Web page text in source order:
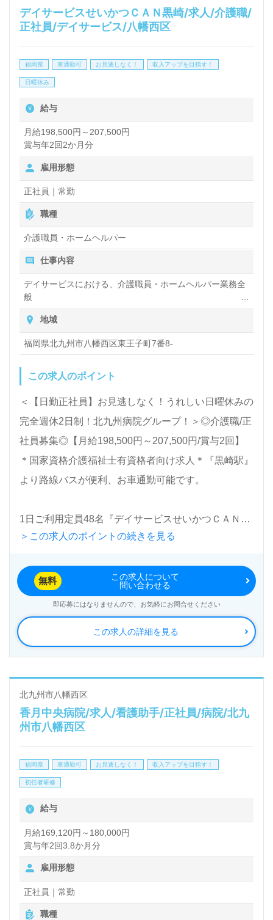
また、日勤正社員としての働き方が可能で、日曜日は
固定でお休み。これは、プライベートの時間を大切に
です。さらに、普通自動車免許をお持ちであれば、送
ら働けます。
北九州市八幡西区、八幡東区、若松区、中間市をサー
ビスエリアとし、地域の方々とのコミュニケーション
も大切にしています。転職を考えている方には、ウィ
ルオブ介護が無料で転職支援を行っており、求人情報
の収集や年収交渉など、専門のコンサルタントがサポ
ートします。勤務条件や選考フローについても、丁寧
にご案内いたしますので、ぜひお気軽にお問い合わせ
ください。
デイサービスせいかつＣＡＮ黒崎/求人/介護職/
正社員/デイサービス/八幡西区
福岡県 車通勤可 お見逃しなく！ 収入アップを目指す！
日曜休み
給与
月給198,500円～207,500円
賞与年2回2か月分
雇用形態
正社員｜常勤
職種
介護職員・ホームヘルパー
仕事内容
デイサービスにおける、介護職員・ホームヘルパー業務全
般
入浴や排せつ、食事などの身体的サポートや、買い物や掃
除、洗濯など日常生活のサポートなど
地域
福岡県北九州市八幡西区東王子町7番8-
この求人のポイント
＜【日勤正社員】お見逃しなく！うれしい日曜休みの
完全週休2日制！北九州病院グループ！＞◎介護職/正
社員募集◎【月給198,500円～207,500円/賞与2回】
＊国家資格介護福祉士有資格者向け求人＊『黒崎駅』
より路線バスが便利、お車通勤可能です。
1日ご利用定員48名『デイサービスせいかつＣＡＮ黒
崎』北九州病院グループ/北九州ヘルスケアサービス
岡県を中心に訪問看護/介護、デイサービス、グルー
プホーム、居宅介護支援事業を展開されています。
◎幅広い年代層の方が活躍中！『仕事に集中できる。
メリハリつけて働ける。』等のお声も届く事業所様！
◎
看護助手や介護職経験のある方をお迎えします。デイ
サービスでの就業経験は問いません。年間休日122
日、1月1日～3日はお休み、勤務時間8:30～17:30等
者様の笑顔を増やしたい、会話等のコミュニケーショ
リハリつけて働きたい』『転職で施設形態や環境を変
えて働きたい』等の方も大歓迎です！サービスエリア
は北九州市八幡西区、八幡東区、若松区、中間市。送
迎業務がございますので、普通自動車免許をお持ちの
方歓迎です。募集詳細等、担当コンサルタントよりご
案内します。お問い合わせも遠慮なくお願いします。
＞この求人のポイントの続きを見る
この求人の詳細を見る
無料
この求人について
問い合わせる
即応募にはなりませんので、お気軽にお問合せください
北九州市八幡西区
香月中央病院/求人/看護助手/正社員/病院/北九
州市八幡西区
福岡県 車通勤可 お見逃しなく！ 収入アップを目指す！
初任者研修
給与
月給169,120円～180,000円
賞与年2回3.8か月分
雇用形態
正社員｜常勤
職種